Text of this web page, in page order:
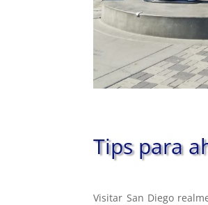
Tips para
Visitar San Diego